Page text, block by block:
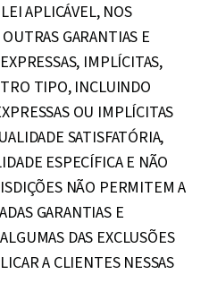
APLICÁVEL, NOS
GARANTIAS E
IMPLÍCITAS,
TIPO, INCLUINDO
OU IMPLÍCITAS
SATISFATÓRIA,
ESPECÍFICA E NÃO
NÃO PERMITEM A
GARANTIAS E
DAS EXCLUSÕES
A CLIENTES NESSAS